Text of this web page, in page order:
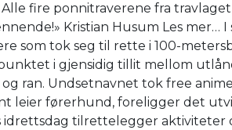
Alle fire ponnitraverene fra
Kristian Husum Les mer… I
tok seg til rette i 100-
i gjensidig tillit mellom
ran. Undsetnavnet tok free
leier førerhund, foreligger det
idrettsdag tilrettelegger aktiviteter